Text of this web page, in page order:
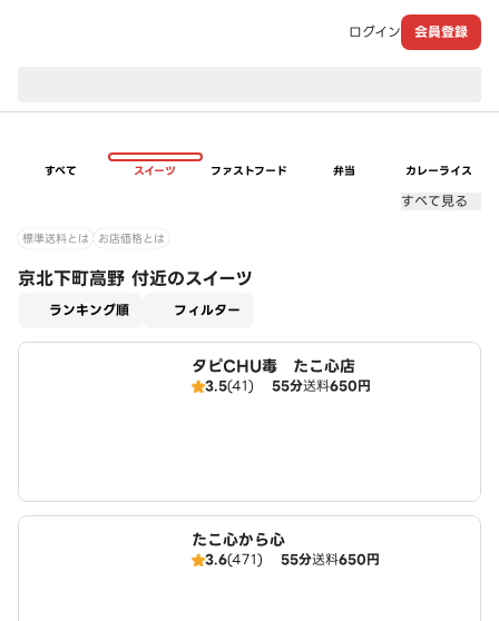
ログイン 会員登録
すべて スイーツ ファストフード 弁当 カレーライス
すべて見る
標準送料とは お店価格とは
京北下町高野 付近のスイーツ
ランキング順 フィルター
タピCHU毒 たこ心店
3.5(41) 55分送料650円
たこ心から心
3.6(471) 55分送料650円